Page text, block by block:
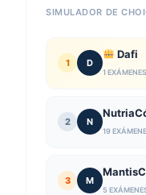
SIMULADOR DE
1 D
Dafi
1
2 N
19
3 M
5